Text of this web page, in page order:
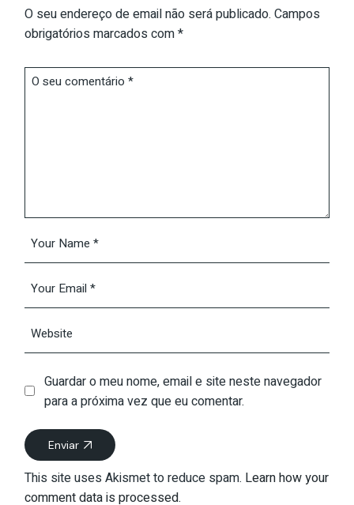
O seu endereço de email não será publicado. Campos
obrigatórios marcados com*
Guardar o meu nome, email e site neste navegador
para a próxima vez que eu comentar.
Enviar
This site uses Akismet to reduce spam. Learn how your
comment data is processed.